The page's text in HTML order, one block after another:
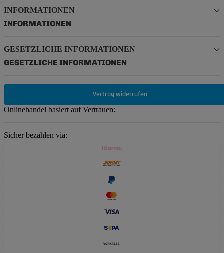
INFORMATIONEN
INFORMATIONEN
GESETZLICHE INFORMATIONEN
GESETZLICHE INFORMATIONEN
Vertrag widerrufen
Onlinehandel basiert auf Vertrauen:
Sicher bezahlen via: